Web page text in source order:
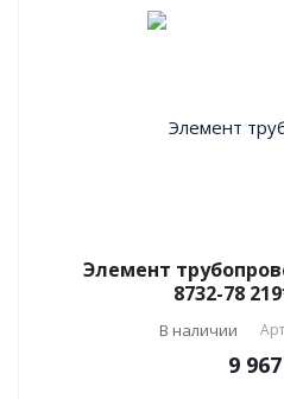
Элемент
8732-78
В наличии
9